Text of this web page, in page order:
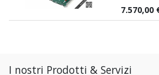
7.570,00
I nostri Prodotti & Servizi